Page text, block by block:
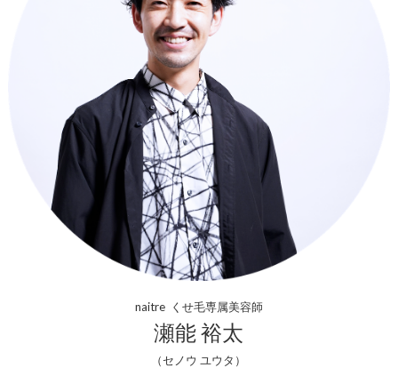
naitre くせ毛専属美容師
瀬能 裕太
（セノウ ユウタ）